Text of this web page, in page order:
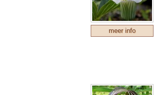
meer info